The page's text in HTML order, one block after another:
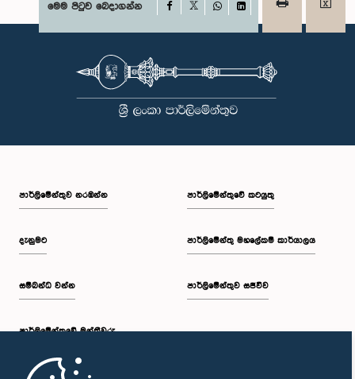
මෙම පිටුව බෙදාගන්න Facebook
WhatsAppLinkedIn
පාර්ලි‌මේන්තුව නරඹන්න
දැනුමට
සම්බන්ධ වන්න
පාර්ලි‌මේන්තුවේ මන්ත්‍රීවරු
මුල් පිටුව
පාර්ලිමේන්තුවේ කටයුතු
පාර්ලිමේන්තු මහලේකම් කාර්යාලය
පාර්ලිමේන්තුව සජීවීව